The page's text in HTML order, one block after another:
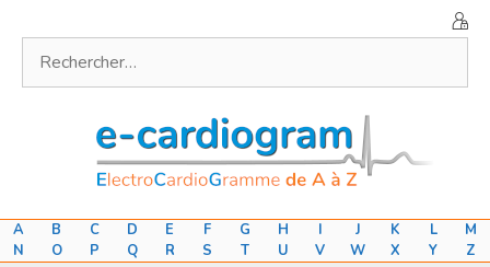
contenu
A B C D E F G H I J K L
M
N
O P Q R S T U V W X Y Z